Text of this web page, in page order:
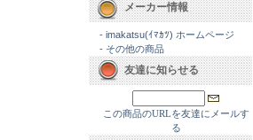
メーカー情報
- imakatsu(ｲﾏｶﾂ) ホームページ
- その他の商品
友達に知らせる
この商品のURLを友達にメールす
る